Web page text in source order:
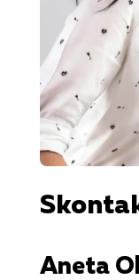
Aneta